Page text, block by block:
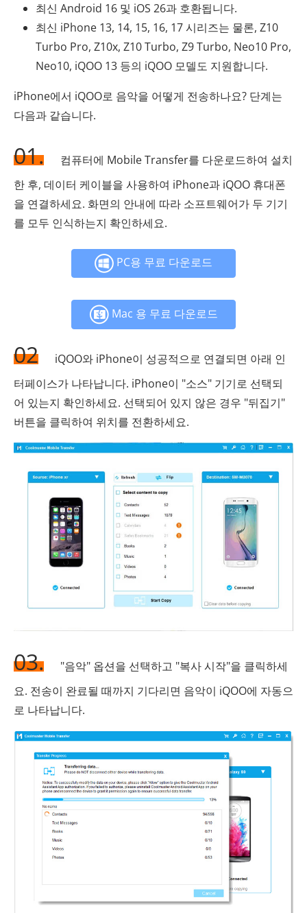
최신 Android 16 및 iOS 26과 호환됩니다.
최신 iPhone 13, 14, 15, 16, 17 시리즈는 물론, Z10
Turbo Pro, Z10x, Z10 Turbo, Z9 Turbo, Neo10 Pro,
Neo10, iQOO 13 등의 iQOO 모델도 지원합니다.
iPhone에서 iQOO로 음악을 어떻게 전송하나요? 단계는
다음과 같습니다.
01.
컴퓨터에 Mobile Transfer를 다운로드하여 설치
한 후, 데이터 케이블을 사용하여 iPhone과 iQOO 휴대폰
을 연결하세요. 화면의 안내에 따라 소프트웨어가 두 기기
를 모두 인식하는지 확인하세요.
PC용 무료 다운로드
Mac 용 무료 다운로드
02
iQOO와 iPhone이 성공적으로 연결되면 아래 인
터페이스가 나타납니다. iPhone이 "소스" 기기로 선택되
어 있는지 확인하세요. 선택되어 있지 않은 경우 "뒤집기"
버튼을 클릭하여 위치를 전환하세요.
03.
"음악" 옵션을 선택하고 "복사 시작"을 클릭하세
요. 전송이 완료될 때까지 기다리면 음악이 iQOO에 자동으
로 나타납니다.